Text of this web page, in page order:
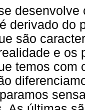
derivado do
são
e os
temos com